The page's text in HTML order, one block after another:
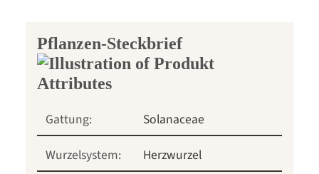
Pflanzen-Steckbrief
Gattung:
Solanaceae
Wurzelsystem:
Herzwurzel